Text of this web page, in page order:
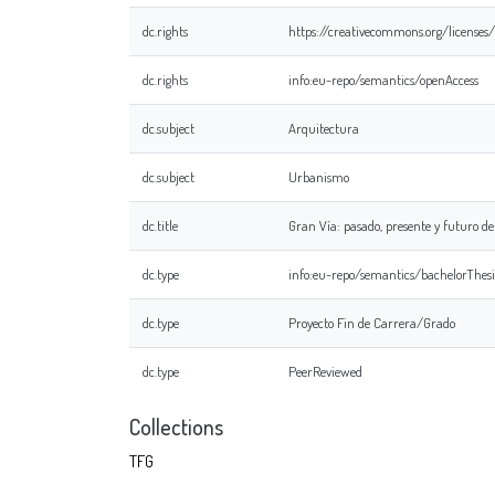
dc.rights https://creativecommons.org/
dc.rights info:eu-repo/semantics/openAccess
dc.subject Arquitectura
dc.subject Urbanismo
dc.title Gran Vía: pasado, presente y futuro
dc.type info:eu-repo/semantics/
dc.type Proyecto Fin de Carrera/Grado
dc.type PeerReviewed
Collections
TFG